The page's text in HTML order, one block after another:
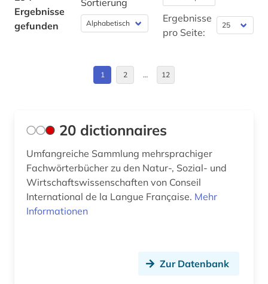
bild (1)
biografie (4)
biographie (1)
biographistik (1)
biologische ozeanographie (1)
Nordamerika (1)
Oesterreich (4)
Slowakei (1)
Spanien (1)
Ergebnisse
gefunden
Sortierung
Ergebnisse
pro Seite:
1 2 … 12
20 dictionnaires
Umfangreiche Sammlung mehrsprachiger
Fachwörterbücher zu den Natur-, Sozial- und
Wirtschaftswissenschaften von Conseil
International de la Langue Française. Mehr
Informationen
Zur Datenbank